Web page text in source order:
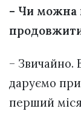
– Чи можна
– Звичайно.
даруємо
перший